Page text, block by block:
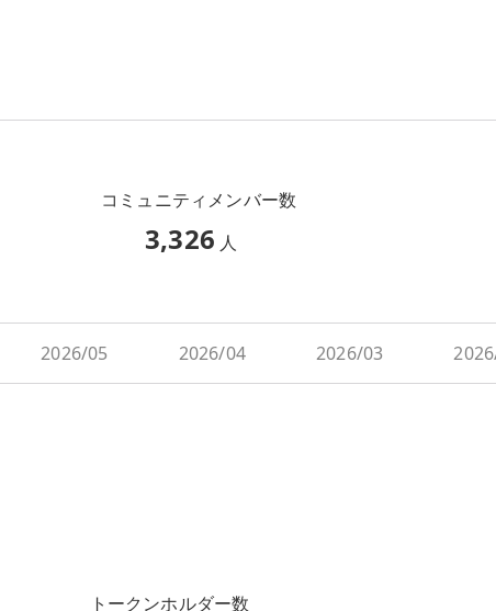
コミュニティメンバー数
3,326 人
2026/05 2026/04 2026/03
トークンホルダー数